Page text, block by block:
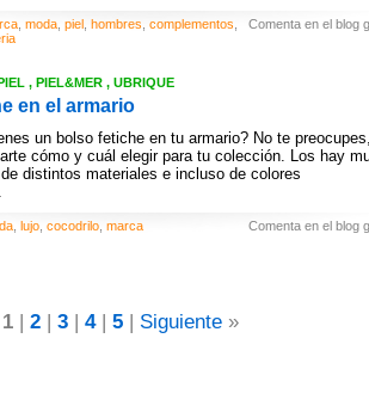
Comenta en el blog
moda piel hombres complementos
, PIEL&MER , UBRIQUE
en el armario
un bolso fetiche en tu armario? No te
cómo y cuál elegir para tu colección. Los hay
distintos materiales e incluso de colores
Comenta en el blog
lujo cocodrilo marca
1 | 2 | 3 | 4| 5 | Siguiente »